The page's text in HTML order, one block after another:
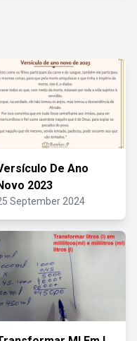
De Ano
2023
September 2024